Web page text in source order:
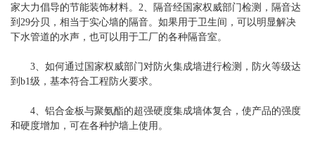
家大力倡导的节能装饰材料。2、隔音经国家权威部门检测，隔音达
到29分贝，相当于实心墙的隔音。如果用于卫生间，可以明显解决
下水管道的水声，也可以用于工厂的各种隔音室。
3、如何通过国家权威部门对防火集成墙进行检测，防火等级达
到b1级，基本符合工程防火要求。
4、铝合金板与聚氨酯的超强硬度集成墙体复合，使产品的强度
和硬度增加，可在各种护墙上使用。